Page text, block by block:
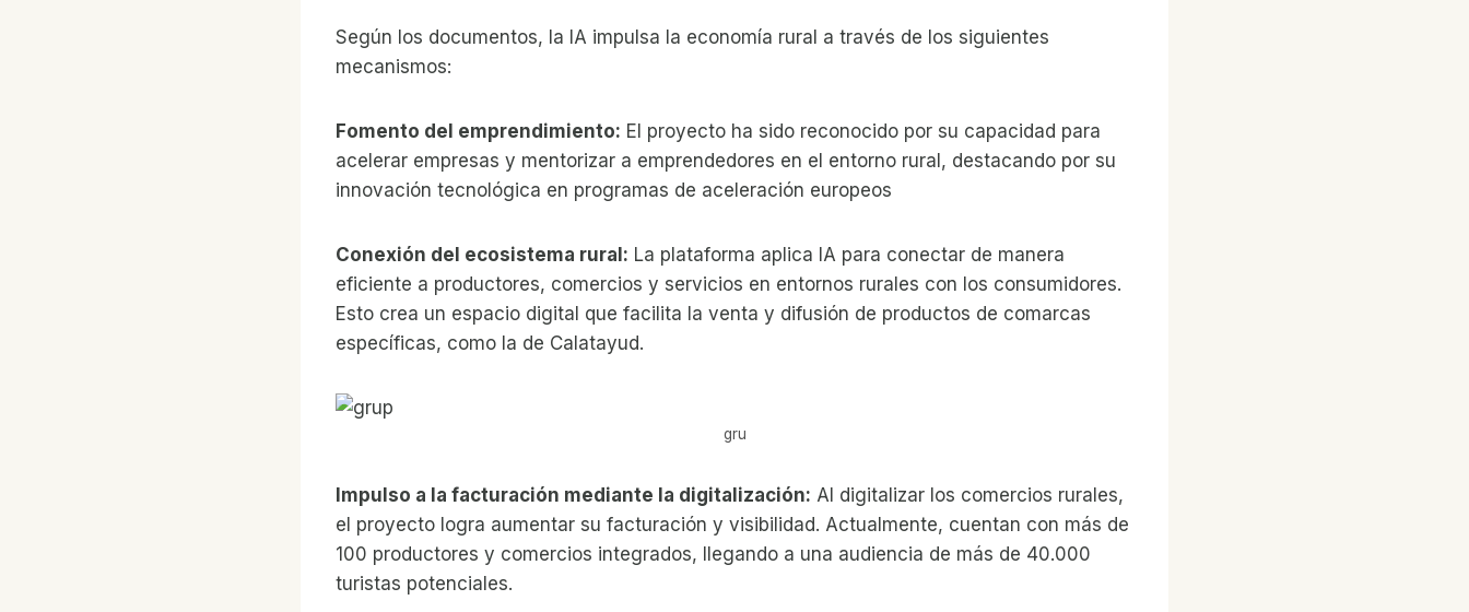
Según los documentos, la IA impulsa la economía rural a través de los siguientes
mecanismos:
Fomento del emprendimiento: El proyecto ha sido reconocido por su capacidad para
acelerar empresas y mentorizar a emprendedores en el entorno rural, destacando por su
innovación tecnológica en programas de aceleración europeos
Conexión del ecosistema rural: La plataforma aplica IA para conectar de manera
eficiente a productores, comercios y servicios en entornos rurales con los consumidores.
Esto crea un espacio digital que facilita la venta y difusión de productos de comarcas
específicas, como la de Calatayud.
gru
Impulso a la facturación mediante la digitalización: Al digitalizar los comercios rurales,
el proyecto logra aumentar su facturación y visibilidad. Actualmente, cuentan con más de
100 productores y comercios integrados, llegando a una audiencia de más de 40.000
turistas potenciales.